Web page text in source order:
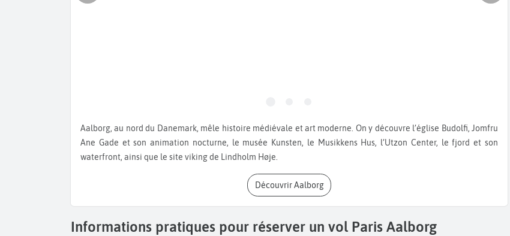
Aalborg, au nord du Danemark, mêle histoire médiévale et art moderne. On y découvre l’église Budolfi, Jomfru
Ane Gade et son animation nocturne, le musée Kunsten, le Musikkens Hus, l’Utzon Center, le fjord et son
waterfront, ainsi que le site viking de Lindholm Høje.
Découvrir Aalborg
Informations pratiques pour réserver un vol Paris Aalborg